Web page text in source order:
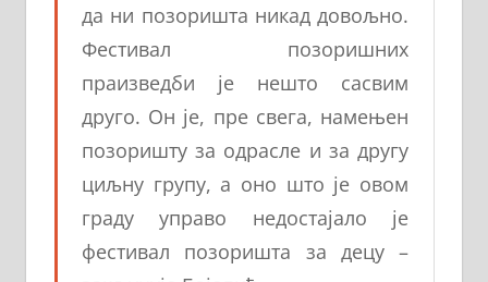
да ни позоришта никад довољно.
Фестивал позоришних
праизведби је нешто сасвим
друго. Он је, пре свега, намењен
позоришту за одрасле и за другу
циљну групу, а оно што је овом
граду управо недостајало је
фестивал позоришта за децу–